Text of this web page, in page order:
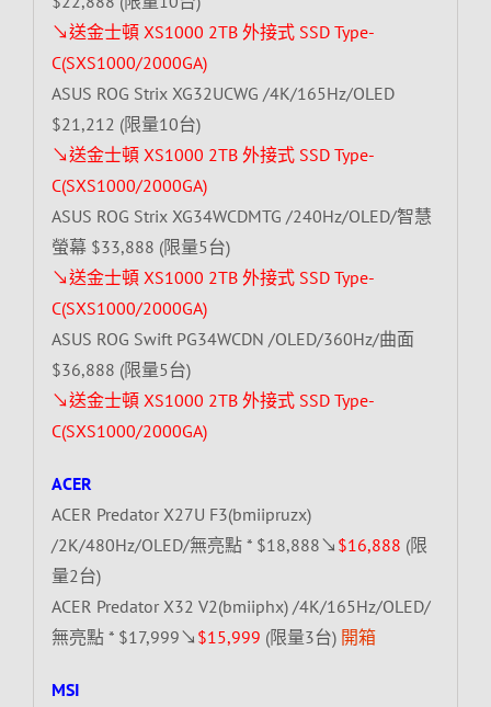
↘送金士頓 XS1000 2TB 外接式 SSD Type-
C(SXS1000/2000GA)
ASUS ROG Strix XG32UCWG /4K/165Hz/OLED
$21,212 (限量10台)
↘送金士頓 XS1000 2TB 外接式 SSD Type-
C(SXS1000/2000GA)
ASUS ROG Strix XG34WCDMTG /240Hz/OLED/智慧
螢幕 $33,888 (限量5台)
↘送金士頓 XS1000 2TB 外接式 SSD Type-
C(SXS1000/2000GA)
ASUS ROG Swift PG34WCDN /OLED/360Hz/曲面
$36,888 (限量5台)
↘送金士頓 XS1000 2TB 外接式 SSD Type-
C(SXS1000/2000GA)
ACER
ACER Predator X27U F3(bmiipruzx)
/2K/480Hz/OLED/無亮點 * $18,888↘ $16,888 (限
量2台)
ACER Predator X32 V2(bmiiphx) /4K/165Hz/OLED/
無亮點 * $17,999↘ $15,999 (限量3台) 開箱
MSI